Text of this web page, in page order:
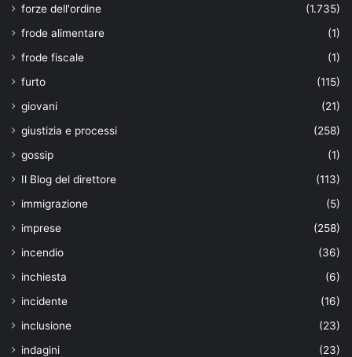
forze dell'ordine
(1.735)
frode alimentare
(1)
frode fiscale
(1)
furto
(115)
giovani
(21)
giustizia e processi
(258)
gossip
(1)
Il Blog del direttore
(113)
immigrazione
(5)
imprese
(258)
incendio
(36)
inchiesta
(6)
incidente
(16)
inclusione
(23)
indagini
(23)